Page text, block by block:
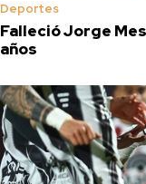
Deportes
Falleció Jorge
años